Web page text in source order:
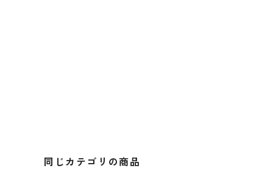
同じカテゴリの商品